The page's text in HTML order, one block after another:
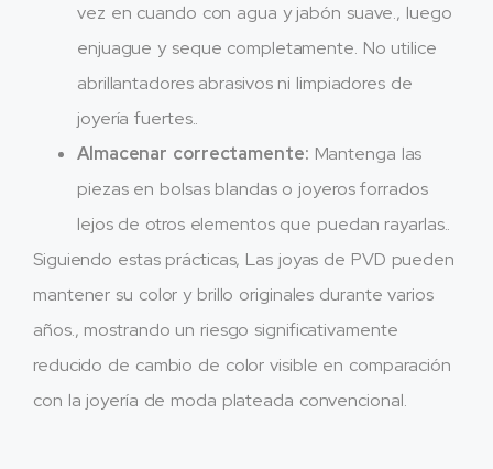
vez en cuando con agua y jabón suave., luego
enjuague y seque completamente. No utilice
abrillantadores abrasivos ni limpiadores de
joyería fuertes..
Almacenar correctamente: Mantenga las
piezas en bolsas blandas o joyeros forrados
lejos de otros elementos que puedan rayarlas..
Siguiendo estas prácticas, Las joyas de PVD pueden
mantener su color y brillo originales durante varios
años., mostrando un riesgo significativamente
reducido de cambio de color visible en comparación
con la joyería de moda plateada convencional.